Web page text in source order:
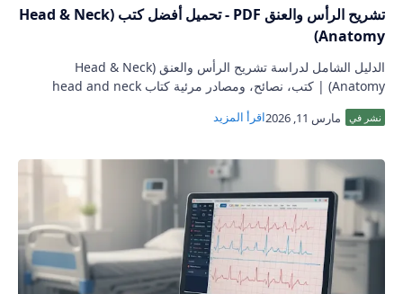
تشريح الرأس والعنق PDF - تحميل أفضل كتب (Head & Neck
Anatomy)
الدليل الشامل لدراسة تشريح الرأس والعنق (Head & Neck
Anatomy) | كتب، نصائح، ومصادر مرئية كتاب head and neck
anatomy: الدليل الشامل لدراسة تشري…